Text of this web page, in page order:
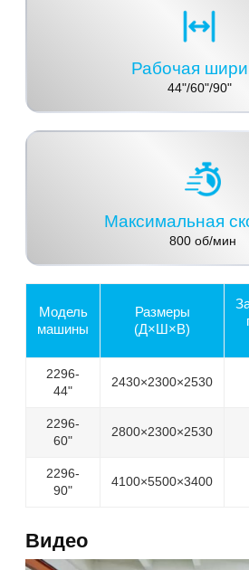
Рабочая
44"/60"/90"
Максимальная
800 об/мин
Модель
машины
Размеры
(Д×Ш×В)
2296-
44"
2430×2300×2530
2296-
60"
2800×2300×2530
2296-
90"
4100×5500×3400
Видео